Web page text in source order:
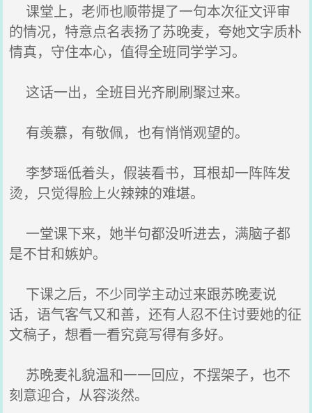
课堂上，老师也顺带提了一句本次征文评审
的情况，特意点名表扬了苏晚麦，夸她文字质朴
情真，守住本心，值得全班同学学习。
这话一出，全班目光齐刷刷聚过来。
有羡慕，有敬佩，也有悄悄观望的。
李梦瑶低着头，假装看书，耳根却一阵阵发
烫，只觉得脸上火辣辣的难堪。
一堂课下来，她半句都没听进去，满脑子都
是不甘和嫉妒。
下课之后，不少同学主动过来跟苏晚麦说
话，语气客气又和善，还有人忍不住讨要她的征
文稿子，想看一看究竟写得有多好。
苏晚麦礼貌温和一一回应，不摆架子，也不
刻意迎合，从容淡然。